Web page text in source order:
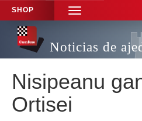
SHOP
TOGGLE
NAVIGATION
Noticias de
Nisipeanu
Ortisei